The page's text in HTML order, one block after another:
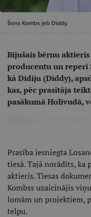
Šons Kombs jeb Diddy.
Bijušais bērnu
producentu un reperi
kā Didiju (Diddy),
kas, pēc prasītāja
pasākumā Holivudā,
Prasība iesniegta
tiesā. Tajā norādīts, ka
aktieris. Tiesas
Kombss uzaicinājis
lomām un projektiem,
telpu.